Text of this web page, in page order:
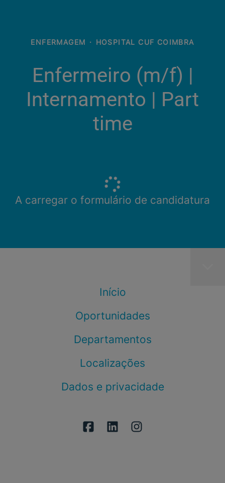
ENFERMAGEM · HOSPITAL CUF COIMBRA
Enfermeiro (m/f)​ |
Internamento | Part
time
A carregar o formulário de candidatura
Início
Oportunidades
Departamentos
Localizações
Dados e privacidade